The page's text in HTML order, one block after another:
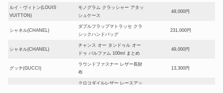
ルイ・ヴィトン(LOUIS
VUITTON)
モノグラム クラッシャー アタッ
シュケース
49,000円
シャネル(CHANEL)
ダブルフラップマトラッセ クラ
シックハンドバッグ
231,000円
シャネル(CHANEL)
チャンス オー タンドゥル オー
ドゥ パルファム 100ml まとめ
49,000円
グッチ(GUCCI)
ラウンドファスナー レザー長財
布
13,300円
クロコダイルレザー レースアッ